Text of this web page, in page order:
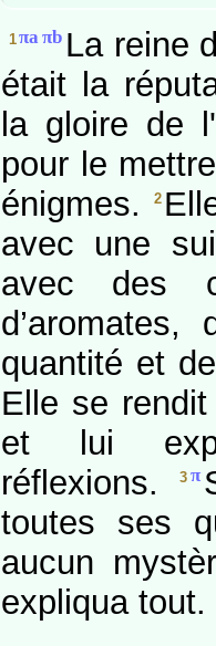
1πa πb La reine
était la
la gloire de
pour le
énigmes.
2
avec une
avec des
quantité et
Elle se
et lui
réflexions.3 π
toutes ses
aucun
expliqua tout.